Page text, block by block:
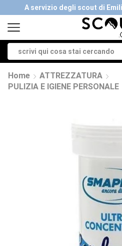
Home
ATTREZZATURA
PULIZIA E IGIENE PERSONALE